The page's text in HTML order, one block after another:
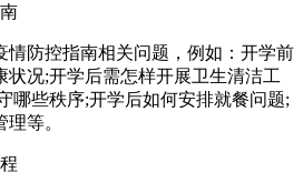
情防控指南相关问题，例如：开学前
状况;开学后需怎样开展卫生清洁工
哪些秩序;开学后如何安排就餐问题;
等。